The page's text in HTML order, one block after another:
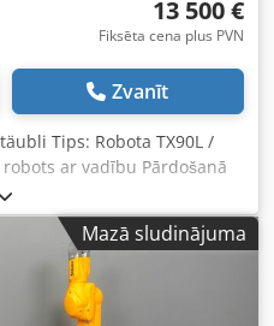
var tikt mainīta vai
Papildu jautājumos aicinām
13 500 €
Fiksēta cena plus PVN
Zvanīt
Tips: Robota TX90L /
robots ar vadību Pārdošanā
asu industriālais robots ar
Teach Pendant. Robots
apstrādes, iekārtu
testēšanas un apmācību
ar VAL3. Tehniskie dati –
jauda: 5–6 kg nomināli,
Mazā sludinājuma